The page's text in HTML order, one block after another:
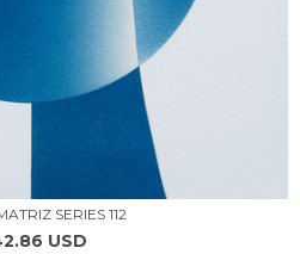
SERIES 112
USD